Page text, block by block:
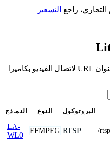
راجع التسعير
نصيحة: انقر فوق النموذج لتوليد عنوان URL لاتصال الفيديو بكاميرا
النماذج النوع البروتوكول
LA-
WL0
FFMPEG RTSP /